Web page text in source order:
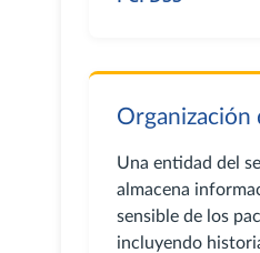
Organización
Una entidad del
almacena
sensible de los
incluyendo